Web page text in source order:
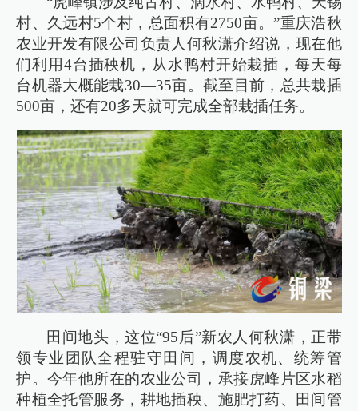
村、久远村5个村，总面积有2750亩。”重庆浩秋
农业开发有限公司负责人何秋潇介绍说，现在他
们利用4台插秧机，从水鸭村开始栽插，每天每
台机器大概能栽30—35亩。截至目前，总共栽插
500亩，还有20多天就可完成全部栽插任务。
田间地头，这位“95后”新农人何秋潇，正带
领专业团队全程驻守田间，调度农机、统筹管
护。今年他所在的农业公司，承接虎峰片区水稻
种植全托管服务，耕地插秧、施肥打药、田间管